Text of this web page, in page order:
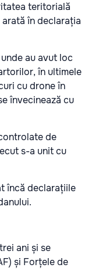
teritorială
în declarația
au avut loc
în ultimele
cu drone în
învecinează cu
de
s-a unit cu
încă declarațiile
ani și se
și Forțele de